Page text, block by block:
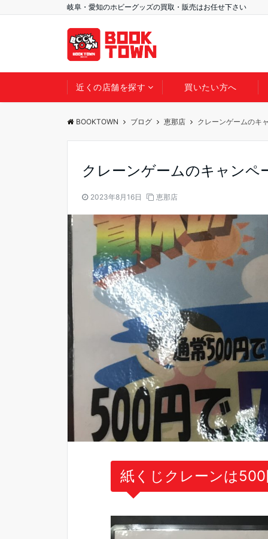
岐阜・愛知のホビーグッズの買取・販売はお任せ下さい
近くの店舗を探す 買いたい方へ
BOOKTOWN ブログ 恵那店 クレーンゲームのキ
クレーンゲームのキャンペ
2023年8月16日 恵那店
紙くじクレーンは